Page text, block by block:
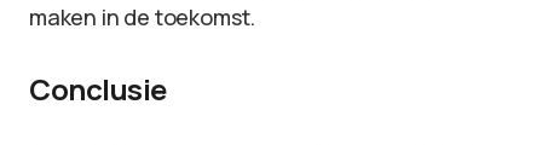
maken in de toekomst.
Conclusie